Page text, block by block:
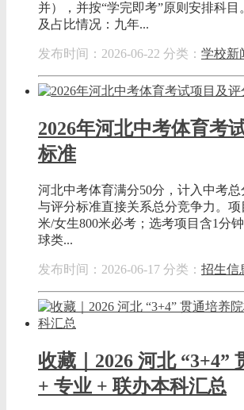
并），并按“学完即考”原则安排科
及占比情况：九年...
发布时间：2026-06-22 分类： 学校新
2026年河北中考体育考
标准
河北中考体育满分50分，计入中考总
与评分标准直接关系总分竞争力。项
米/女生800米必考；选考项目含1分
球类...
发布时间：2026-06-17 分类： 招生信
收藏｜2026 河北 “3+4”
+ 专业 + 联办本科汇总